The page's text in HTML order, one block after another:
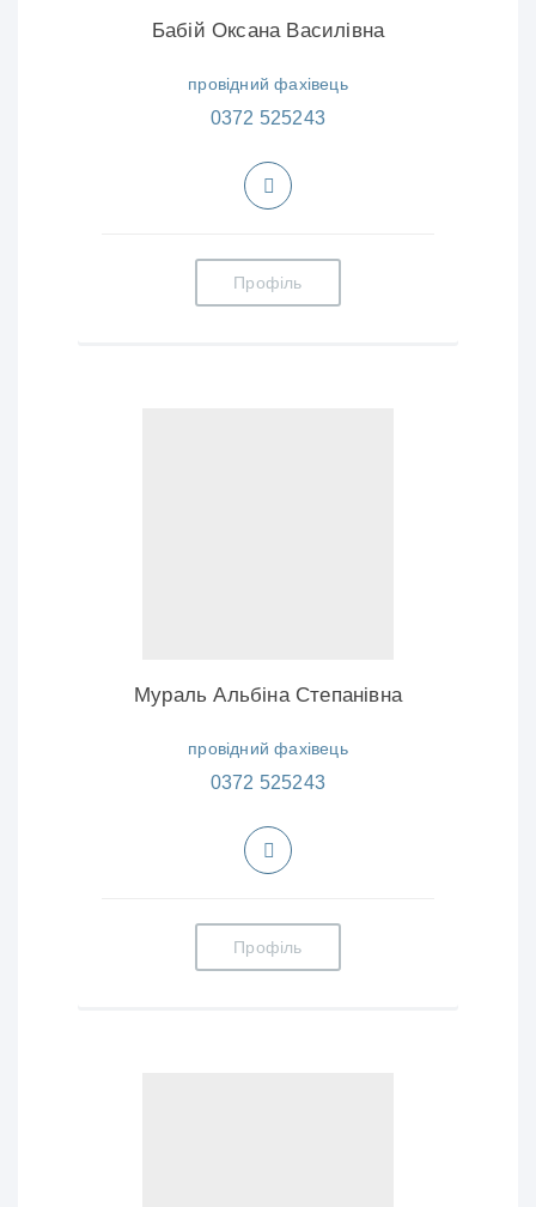
Бабій Оксана Василівна
провідний фахівець
0372 525243
Профіль
Мураль Альбіна Степанівна
провідний фахівець
0372 525243
Профіль